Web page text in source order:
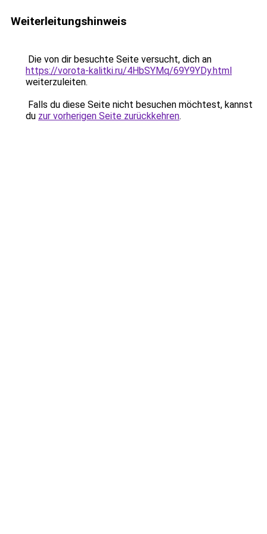
Weiterleitungshinweis
Die von dir besuchte Seite versucht, dich an
https://vorota-kalitki.ru/4HbSYMq/69Y9YDy.html
weiterzuleiten.
Falls du diese Seite nicht besuchen möchtest, kannst
du zur vorherigen Seite zurückkehren.